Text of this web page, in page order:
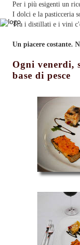
Per i più esigenti un
I dolci e la pasticceria
Tra i distillati e i vini
Un piacere costante.
Ogni venerdi,
base di pesce